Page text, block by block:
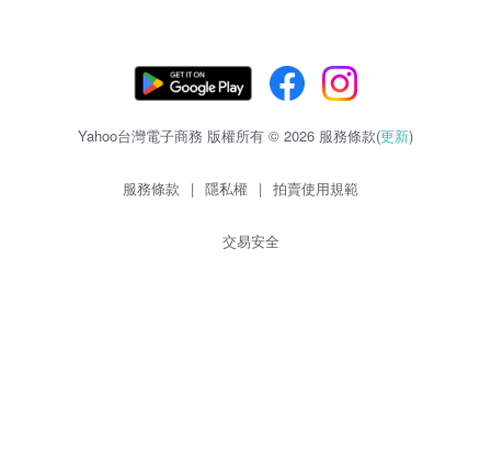
Yahoo台灣電子商務 版權所有 © 2026 服務條款(更新)
服務條款 | 隱私權 | 拍賣使用規範
交易安全